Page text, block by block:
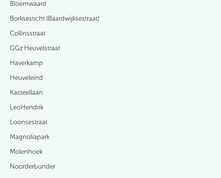
Bloemwaard
Borksesticht (Baardwijksestraat)
Collinsstraat
GGz Heuvelstraat
Haverkamp
Heuveleind
Kasteellaan
LeoHendrik
Loonsestraat
Magnoliapark
Molenhoek
Noorderbunder